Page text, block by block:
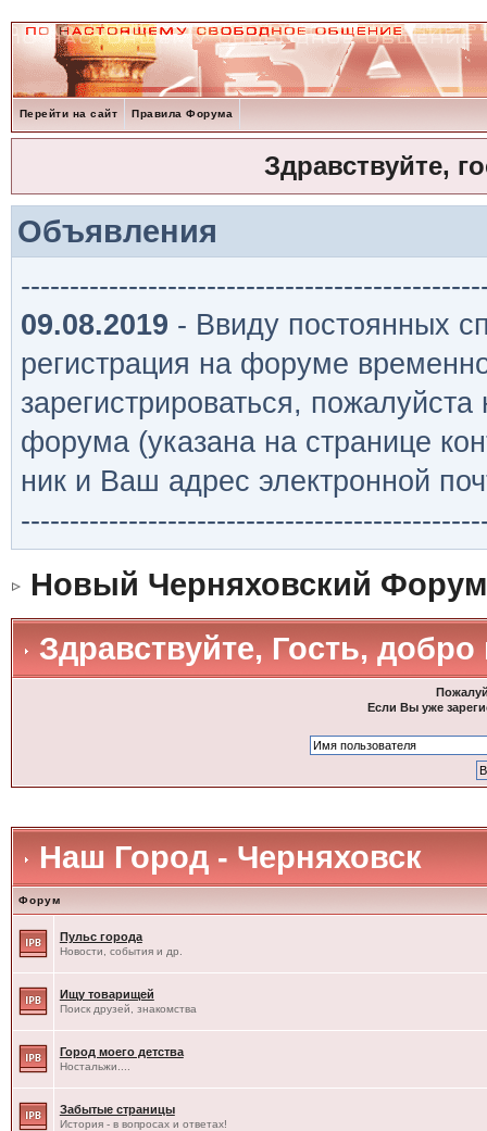
Перейти на сайт Правила Форума
Здравствуйте,
Объявления
09.08.2019 - Ввиду постоянных
регистрация на форуме
зарегистрироваться,
форума (указана на странице
ник и Ваш адрес электронной
Новый Черняховский Форум
Здравствуйте, Гость,
Если Вы уже
Наш Город - Черняховск
Форум
Пульс города
Новости, события и др.
Ищу товарищей
Поиск друзей, знакомства
Город моего детства
Ностальжи....
Забытые страницы
История - в вопросах и ответах!